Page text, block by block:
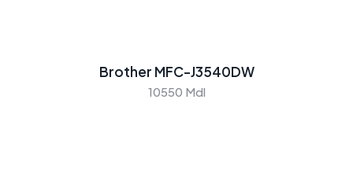
Brother MFC-J3540DW
10550 Mdl